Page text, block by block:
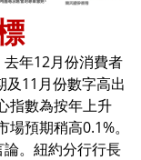
年12月份消費者
及11月份數字高出
指數為按年上升
預期稍高0.1%。
。紐約分行行長